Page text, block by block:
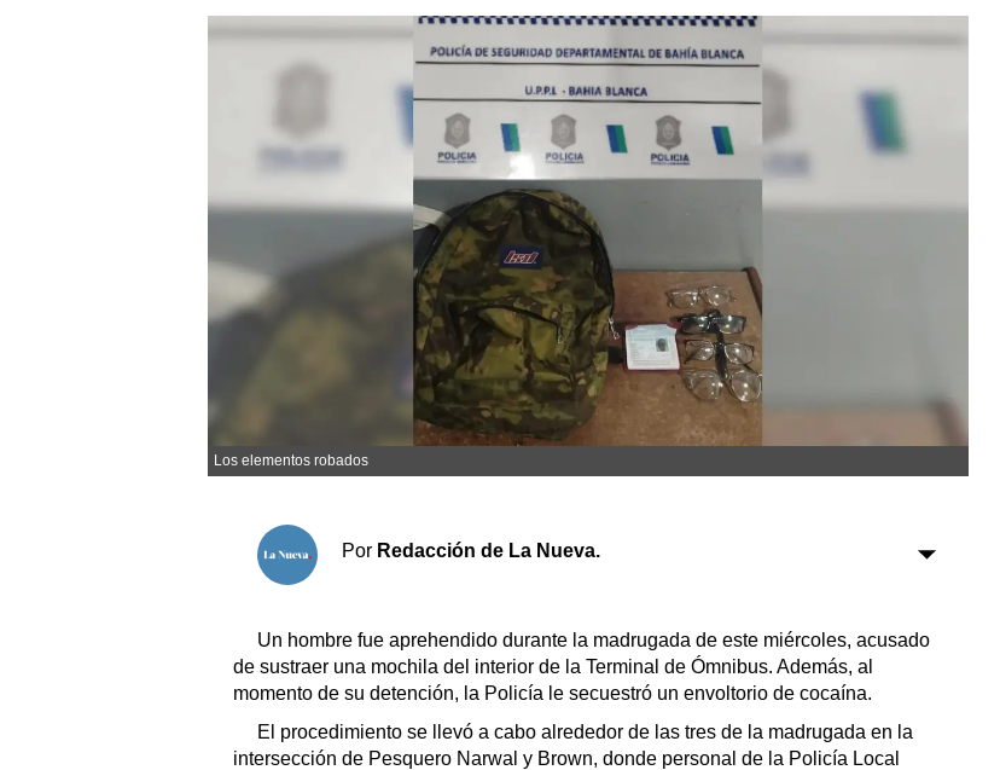
Federal A
Arte y cultura
Aplausos
Cines
Economía y campo
Economía y finanzas
Con el campo
Espacio empresas
Sociedad y tiempo libre
Sociedad
Tecnología
Turismo
Salud
Es viral
Clasificados
Suplementos
Servicios
Farmacias
Datos Útiles
Fúnebres
Edictos
Teléfonos de urgencia
Los elementos robados
Por Redacción de La Nueva.
Un hombre fue aprehendido durante la madrugada de este miércoles, acusado
de sustraer una mochila del interior de la Terminal de Ómnibus. Además, al
momento de su detención, la Policía le secuestró un envoltorio de cocaína.
El procedimiento se llevó a cabo alrededor de las tres de la madrugada en la
intersección de Pesquero Narwal y Brown, donde personal de la Policía Local